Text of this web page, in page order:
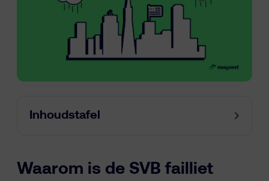
Inhoudstafel
Waarom is de SVB failliet